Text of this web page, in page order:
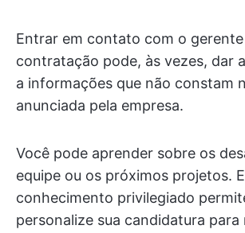
Entrar em contato com o
contratação pode, às vezes, dar
a informações que não constam
anunciada pela empresa.
Você pode aprender sobre os
equipe ou os próximos projetos.
conhecimento privilegiado
personalize sua candidatura